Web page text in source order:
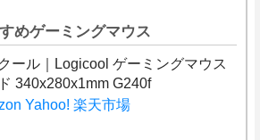
めゲーミングマウス
ール｜Logicool ゲーミングマウス
340x280x1mm G240f
Yahoo! 楽天市場